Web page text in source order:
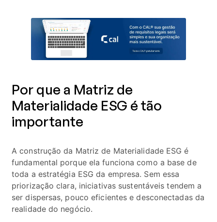
Por que a Matriz de
Materialidade ESG é tão
importante
A construção da Matriz de Materialidade ESG é
fundamental porque ela funciona como a base de
toda a estratégia ESG da empresa. Sem essa
priorização clara, iniciativas sustentáveis tendem a
ser dispersas, pouco eficientes e desconectadas da
realidade do negócio.